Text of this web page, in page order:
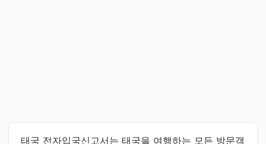
태국 전자입국신고서는 태국을 여행하는 모든 방문객